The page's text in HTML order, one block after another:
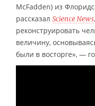
McFadden) из
рассказал Science News
реконструировать
величину,
были в восторге», —